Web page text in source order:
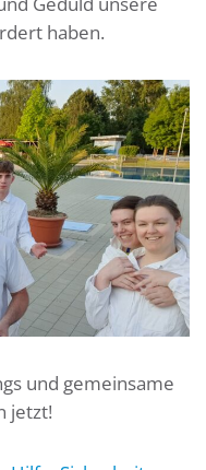
haben.
und gemeinsame
jetzt!